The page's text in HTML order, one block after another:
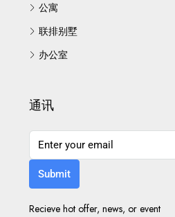
公寓
联排别墅
办公室
通讯
Submit
Recieve hot offer, news, or event